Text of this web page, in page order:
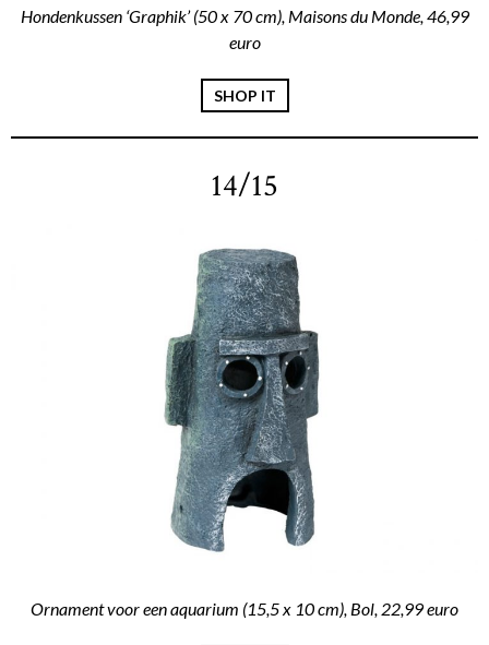
Hondenkussen ‘Graphik’ (50 x 70 cm), Maisons du Monde, 46,99
euro
SHOP IT
14/15
Ornament voor een aquarium (15,5 x 10 cm), Bol, 22,99 euro